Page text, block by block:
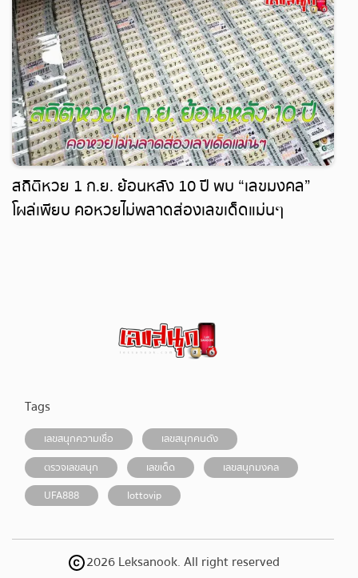
สถิติหวย 1 ก.ย. ย้อนหลัง 10 ปี พบ “เลขมงคล”
โผล่เพียบ คอหวยไม่พลาดส่องเลขเด็ดแม่นๆ
Tags
เลขสนุกความเชื่อ
เลขสนุกคนดัง
ตรวจเลขสนุก
เลขเด็ด
เลขสนุกมงคล
UFA888
lottovip
2026 Leksanook. All right reserved